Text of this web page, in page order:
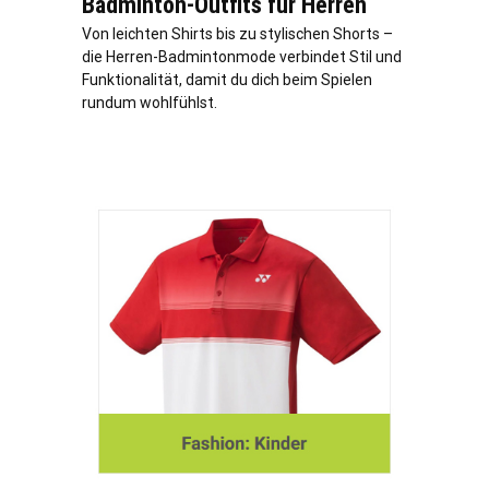
Von leichten Shirts bis zu stylischen Shorts –
die Herren-Badmintonmode verbindet Stil und
Funktionalität, damit du dich beim Spielen
rundum wohlfühlst.